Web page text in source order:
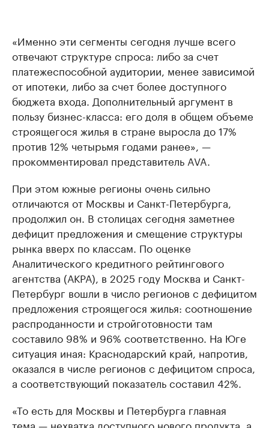
«Именно эти сегменты сегодня лучше всего
отвечают структуре спроса: либо за счет
платежеспособной аудитории, менее зависимой
от ипотеки, либо за счет более доступного
бюджета входа. Дополнительный аргумент в
пользу бизнес-класса: его доля в общем объеме
строящегося жилья в стране выросла до 17%
против 12% четырьмя годами ранее», —
прокомментировал представитель AVA.
При этом южные регионы очень сильно
отличаются от Москвы и Санкт-Петербурга,
продолжил он. В столицах сегодня заметнее
дефицит предложения и смещение структуры
рынка вверх по классам. По оценке
Аналитического кредитного рейтингового
агентства (АКРА), в 2025 году Москва и Санкт-
Петербург вошли в число регионов с дефицитом
предложения строящегося жилья: соотношение
распроданности и стройготовности там
составило 98% и 96% соответственно. На Юге
ситуация иная: Краснодарский край, напротив,
оказался в числе регионов с дефицитом спроса,
а соответствующий показатель составил 42%.
«То есть для Москвы и Петербурга главная
тема — нехватка доступного нового продукта, а